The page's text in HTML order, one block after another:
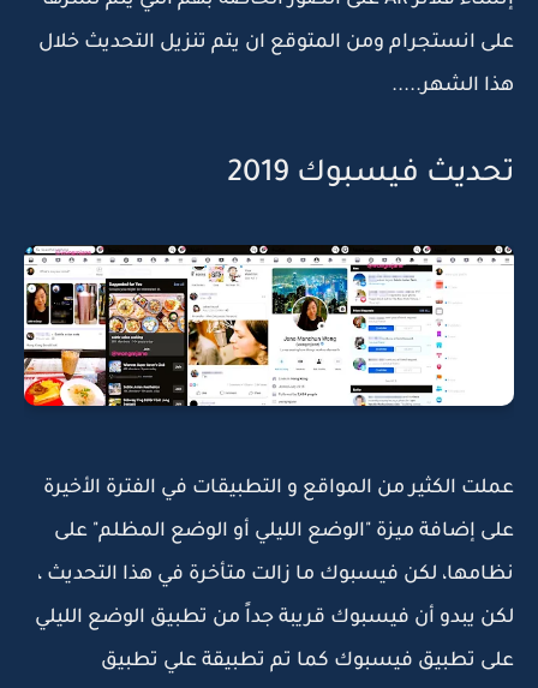
على انستجرام ومن المتوقع ان يتم تنزيل التحديث خلال
هذا الشهر.....
تحديث فيسبوك 2019
عملت الكثير من المواقع و التطبيقات في الفترة الأخيرة
على إضافة ميزة "الوضع الليلي أو الوضع المظلم" على
نظامها، لكن فيسبوك ما زالت متأخرة في هذا التحديث ،
لكن يبدو أن فيسبوك قريبة جداً من تطبيق الوضع الليلي
على تطبيق فيسبوك كما تم تطبيقة علي تطبيق